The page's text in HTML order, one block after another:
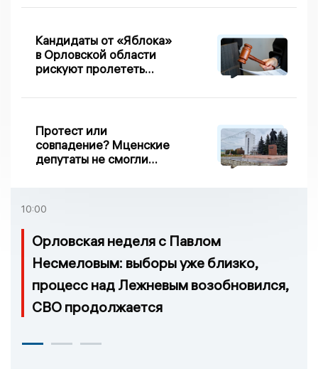
Кандидаты от «Яблока»
в Орловской области
рискуют пролететь
Протест или
совпадение? Мценские
депутаты не смогли
10:00
Орловская неделя с Павлом
Несмеловым: выборы уже близко,
процесс над Лежневым возобновился,
СВО продолжается